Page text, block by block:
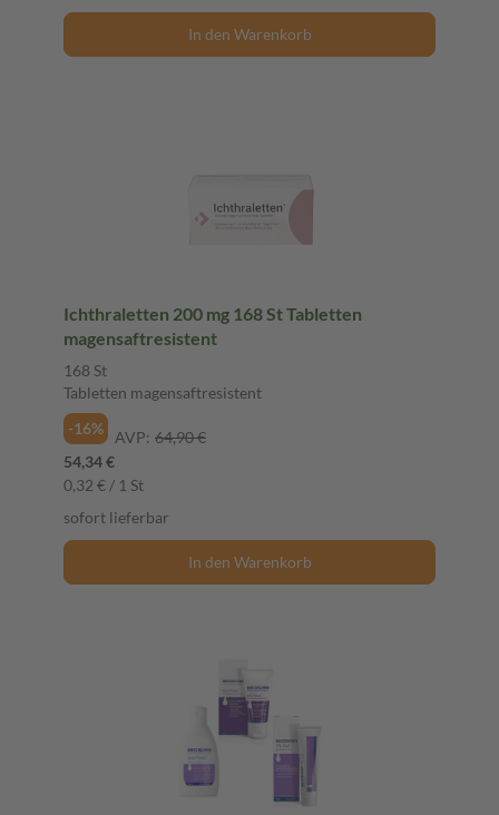
In den Warenkorb
Ichthraletten 200 mg 168 St Tabletten
magensaftresistent
168 St
Tabletten magensaftresistent
-16%
AVP: 64,90 €
54,34 €
0,32 € / 1 St
sofort lieferbar
In den Warenkorb